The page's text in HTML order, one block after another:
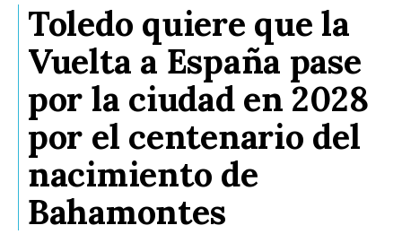
Toledo quiere que la
Vuelta a España pase
por la ciudad en 2028
por el centenario del
nacimiento de
Bahamontes